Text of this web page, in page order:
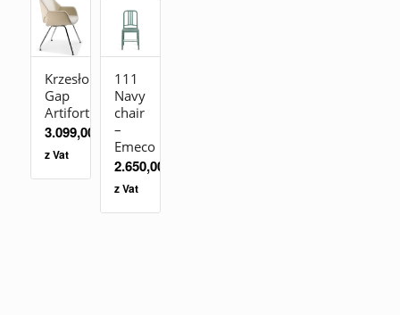
Krzesło
Gap
Artifort
3.099,00
z Vat
111
Navy
chair
–
Emeco
2.650,00
z Vat